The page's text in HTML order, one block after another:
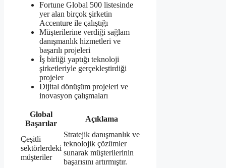
Fortune Global 500 listesinde
yer alan birçok şirketin
Accenture ile çalıştığı
Müşterilerine verdiği sağlam
danışmanlık hizmetleri ve
başarılı projeleri
İş birliği yaptığı teknoloji
şirketleriyle gerçekleştirdiği
projeler
Dijital dönüşüm projeleri ve
inovasyon çalışmaları
Global
Başarılar
Açıklama
Çeşitli
sektörlerdeki
müşteriler
Stratejik danışmanlık ve
teknolojik çözümler
sunarak müşterilerinin
başarısını artırmıştır.